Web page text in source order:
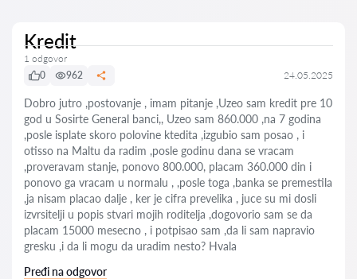
Kredit
1 odgovor
0
962 24.05.2025
Dobro jutro ,postovanje , imam pitanje ,Uzeo sam kredit pre 10
god u Sosirte General banci,, Uzeo sam 860.000 ,na 7 godina
,posle isplate skoro polovine ktedita ,izgubio sam posao , i
otisso na Maltu da radim ,posle godinu dana se vracam
,proveravam stanje, ponovo 800.000, placam 360.000 din i
ponovo ga vracam u normalu , ,posle toga ,banka se premestila
,ja nisam placao dalje , ker je cifra prevelika , juce su mi dosli
izvrsitelji u popis stvari mojih roditelja ,dogovorio sam se da
placam 15000 mesecno , i potpisao sam ,da li sam napravio
gresku ,i da li mogu da uradim nesto? Hvala
Pređi na odgovor